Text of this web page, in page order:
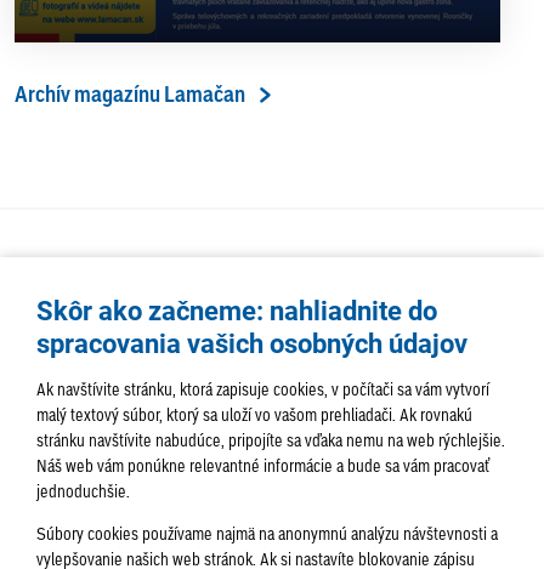
Archív magazínu Lamačan
AKTUALITY TÉMA SAMOSPRÁVA
SERVIS
HISTÓRIA PODUJATIA
Skôr ako začneme: nahliadnite do
spracovania vašich osobných údajov
Ak navštívite stránku, ktorá zapisuje cookies, v počítači sa vám vytvorí
malý textový súbor, ktorý sa uloží vo vašom prehliadači. Ak rovnakú
stránku navštívite nabudúce, pripojíte sa vďaka nemu na web rýchlejšie.
Náš web vám ponúkne relevantné informácie a bude sa vám pracovať
jednoduchšie.
Súbory cookies používame najmä na anonymnú analýzu návštevnosti a
vylepšovanie našich web stránok. Ak si nastavíte blokovanie zápisu